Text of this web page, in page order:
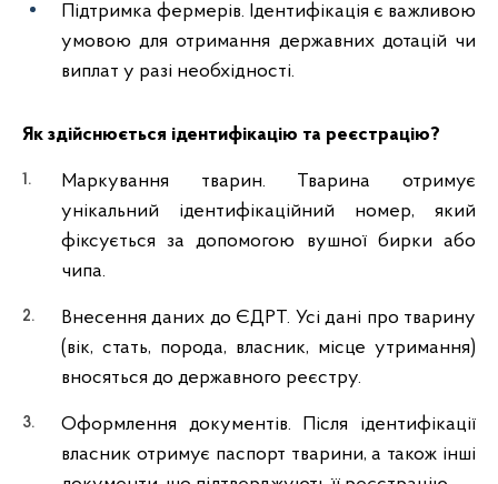
Підтримка фермерів. Ідентифікація є важливою
умовою для отримання державних дотацій чи
виплат у разі необхідності.
Як здійснюється ідентифікацію та реєстрацію?
Маркування тварин. Тварина отримує
унікальний ідентифікаційний номер, який
фіксується за допомогою вушної бирки або
чипа.
Внесення даних до ЄДРТ. Усі дані про тварину
(вік, стать, порода, власник, місце утримання)
вносяться до державного реєстру.
Оформлення документів. Після ідентифікації
власник отримує паспорт тварини, а також інші